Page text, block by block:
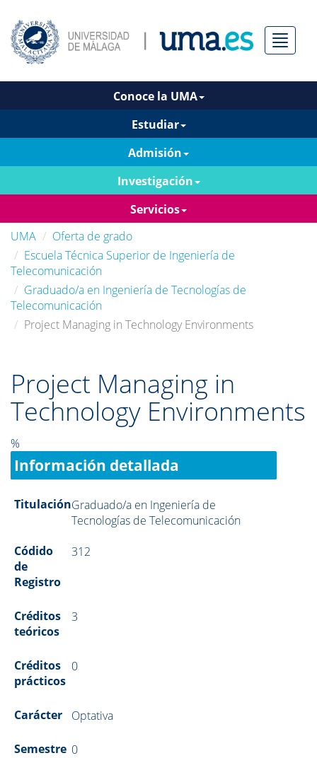
Menú
Conoce la UMA
Estudiar
Admisión
Investigación
Servicios
UMA
Oferta de grado
Escuela Técnica Superior de Ingeniería de
Telecomunicación
Graduado/a en Ingeniería de Tecnologías de
Telecomunicación
Project Managing in Technology Environments
Project Managing in
Technology Environments
%
Información detallada
TitulaciónGraduado/a en Ingeniería de
Tecnologías de Telecomunicación
Códido
de
Registro
312
Créditos
teóricos
3
Créditos
prácticos
0
Carácter Optativa
Semestre 0